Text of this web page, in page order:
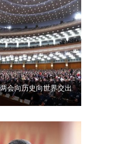
会向历史向世界交出